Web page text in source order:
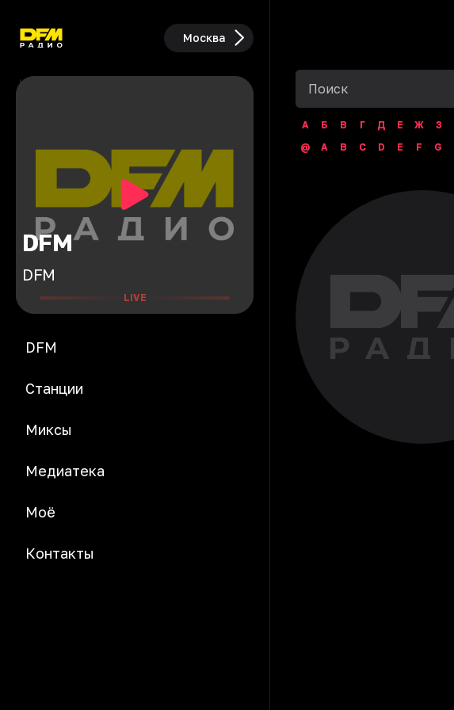
Москва
DFM
DFM
LIVE
DFM
Станции
Миксы
Медиатека
Моё
Контакты
А Б В Г Д Е Ж З
@
A B C D E F G